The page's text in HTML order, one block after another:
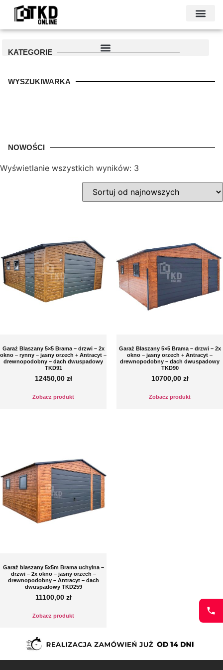
KATEGORIE
WYSZUKIWARKA
NOWOŚCI
Wyświetlanie wszystkich wyników: 3
Garaż Blaszany 5×5 Brama – drzwi – 2x
okno – rynny – jasny orzech + Antracyt –
drewnopodobny – dach dwuspadowy
TKD91
12450,00 zł
Zobacz produkt
Garaż Blaszany 5×5 Brama – drzwi – 2x
okno – jasny orzech + Antracyt –
drewnopodobny – dach dwuspadowy
TKD90
10700,00 zł
Zobacz produkt
Garaż blaszany 5x5m Brama uchylna –
drzwi – 2x okno – jasny orzech –
drewnopodobny – Antracyt – dach
dwuspadowy TKD259
11100,00 zł
Zobacz produkt